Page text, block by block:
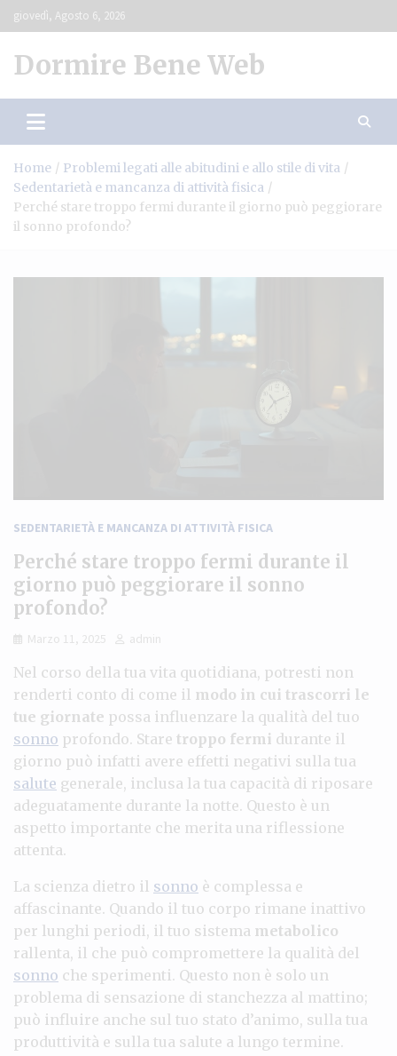
to
giovedì, Agosto 6, 2026
Dormire Bene Web
Home
Problemi legati alle abitudini e allo stile di vita
Sedentarietà e mancanza di attività fisica
Perché stare troppo fermi durante il giorno può peggiorare
il sonno profondo?
SEDENTARIETÀ E MANCANZA DI ATTIVITÀ FISICA
Perché stare troppo fermi durante il
giorno può peggiorare il sonno
profondo?
Marzo 11, 2025 admin
Nel corso della tua vita quotidiana, potresti non
renderti conto di come il modo in cui trascorri le
tue giornate possa influenzare la qualità del tuo
sonno profondo. Stare troppo fermi durante il
giorno può infatti avere effetti negativi sulla tua
salute generale, inclusa la tua capacità di riposare
adeguatamente durante la notte. Questo è un
aspetto importante che merita una riflessione
attenta.
La scienza dietro il sonno è complessa e
affascinante. Quando il tuo corpo rimane inattivo
per lunghi periodi, il tuo sistema metabolico
rallenta, il che può compromettere la qualità del
sonno che sperimenti. Questo non è solo un
problema di sensazione di stanchezza al mattino;
può influire anche sul tuo stato d’animo, sulla tua
produttività e sulla tua salute a lungo termine.